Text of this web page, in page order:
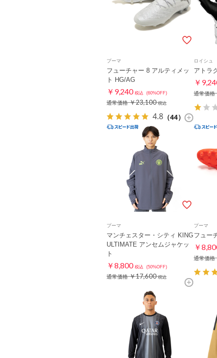
プーマ
フューチャー 8 アルティメッ
ト HG/AG
￥9,240 税込 (60%OFF)
通常価格￥23,100 税込
4.8 （44）
ロイシュ
アトラ
￥
通常価格
プーマ
マンチェスター・シティ KING
ULTIMATE アンセムジャケッ
ト
￥8,800 税込 (50%OFF)
通常価格￥17,600 税込
プーマ
フュー
￥
通常価格